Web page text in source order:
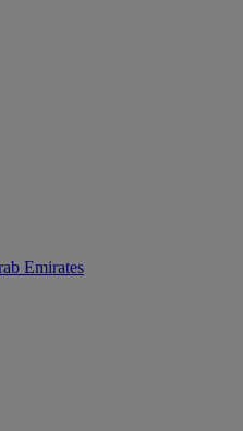
Emirates